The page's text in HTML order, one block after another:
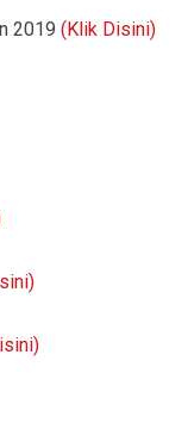
2019(Klik Disini)